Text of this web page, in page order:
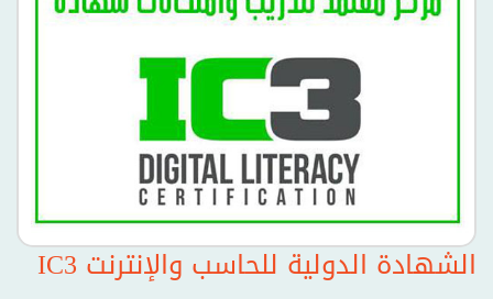
الشهادة الدولية للحاسب والإنترنت IC3